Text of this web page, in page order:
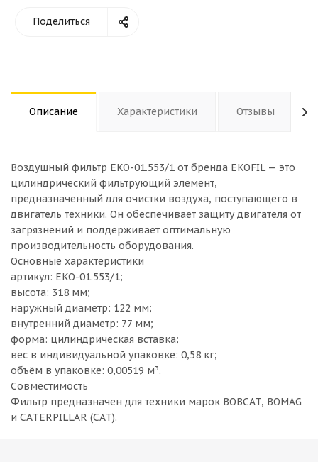
Поделиться
Описание Характеристики Отзывы
Воздушный фильтр EKO-01.553/1 от бренда EKOFIL — это
цилиндрический фильтрующий элемент,
предназначенный для очистки воздуха, поступающего в
двигатель техники. Он обеспечивает защиту двигателя от
загрязнений и поддерживает оптимальную
производительность оборудования.
Основные характеристики
артикул: EKO-01.553/1;
высота: 318 мм;
наружный диаметр: 122 мм;
внутренний диаметр: 77 мм;
форма: цилиндрическая вставка;
вес в индивидуальной упаковке: 0,58 кг;
объём в упаковке: 0,00519 м³.
Совместимость
Фильтр предназначен для техники марок BOBCAT, BOMAG
и CATERPILLAR (CAT).